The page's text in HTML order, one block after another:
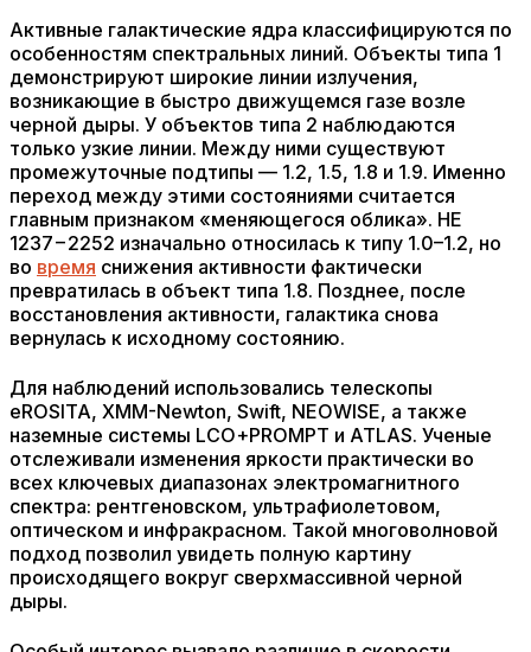
Активные галактические ядра классифицируются по
особенностям спектральных линий. Объекты типа 1
демонстрируют широкие линии излучения,
возникающие в быстро движущемся газе возле
черной дыры. У объектов типа 2 наблюдаются
только узкие линии. Между ними существуют
промежуточные подтипы — 1.2, 1.5, 1.8 и 1.9. Именно
переход между этими состояниями считается
главным признаком «меняющегося облика». HE
1237−2252 изначально относилась к типу 1.0–1.2, но
во время снижения активности фактически
превратилась в объект типа 1.8. Позднее, после
восстановления активности, галактика снова
вернулась к исходному состоянию.
Для наблюдений использовались телескопы
eROSITA, XMM-Newton, Swift, NEOWISE, а также
наземные системы LCO+PROMPT и ATLAS. Ученые
отслеживали изменения яркости практически во
всех ключевых диапазонах электромагнитного
спектра: рентгеновском, ультрафиолетовом,
оптическом и инфракрасном. Такой многоволновой
подход позволил увидеть полную картину
происходящего вокруг сверхмассивной черной
дыры.